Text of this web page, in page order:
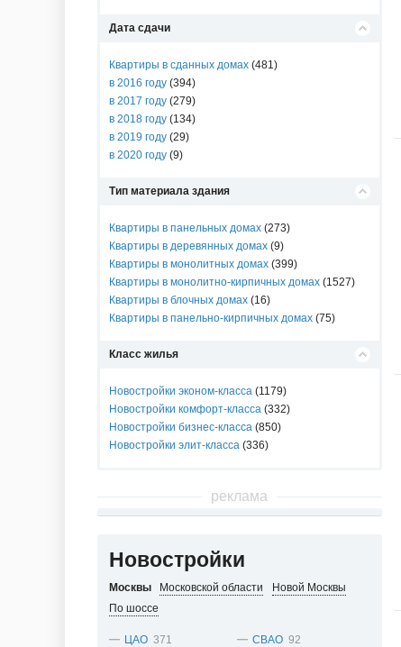
Дата сдачи
Квартиры в сданных домах(481)
в 2016 году(394)
в 2017 году(279)
в 2018 году(134)
в 2019 году(29)
в 2020 году(9)
Тип материала здания
Квартиры в панельных домах(273)
Квартиры в деревянных домах(9)
Квартиры в монолитных домах(399)
Квартиры в монолитно-кирпичных домах(1527)
Квартиры в блочных домах(16)
Квартиры в панельно-кирпичных домах(75)
Класс жилья
Новостройки эконом-класса(1179)
Новостройки комфорт-класса(332)
Новостройки бизнес-класса(850)
Новостройки элит-класса(336)
реклама
Новостройки
Москвы Московской области
Новой Москвы
По шоссе
ЦАО 371
СВАО 92